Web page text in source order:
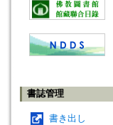
書誌管理
書き出し